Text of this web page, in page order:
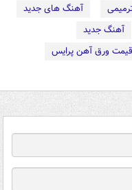
آهنگ های جدید
آهنگ جدید
قیمت ورق آهن پرایس